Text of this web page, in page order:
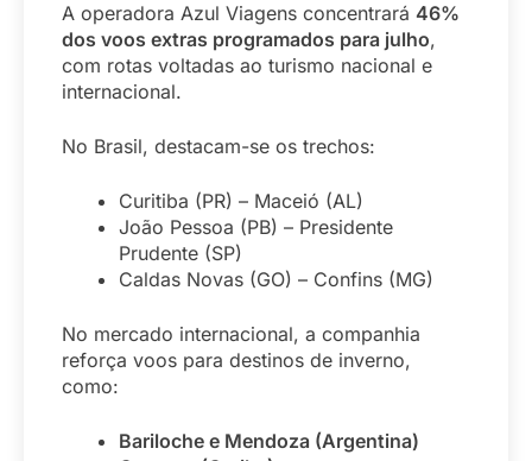
A operadora Azul Viagens concentrará 46%
dos voos extras programados para julho,
com rotas voltadas ao turismo nacional e
internacional.
No Brasil, destacam-se os trechos:
Curitiba (PR) – Maceió (AL)
João Pessoa (PB) – Presidente
Prudente (SP)
Caldas Novas (GO) – Confins (MG)
No mercado internacional, a companhia
reforça voos para destinos de inverno,
como:
Bariloche e Mendoza (Argentina)